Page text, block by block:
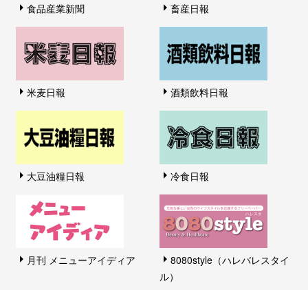
食品産業新聞 畜産日報
米麦日報 酒類飲料日報
大豆油糧日報 冷食日報
月刊 メニューアイディア
8080style（ハレバレスタイ
ル）